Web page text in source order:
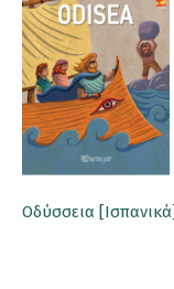
Οδύσσεια [Ισπανικά]